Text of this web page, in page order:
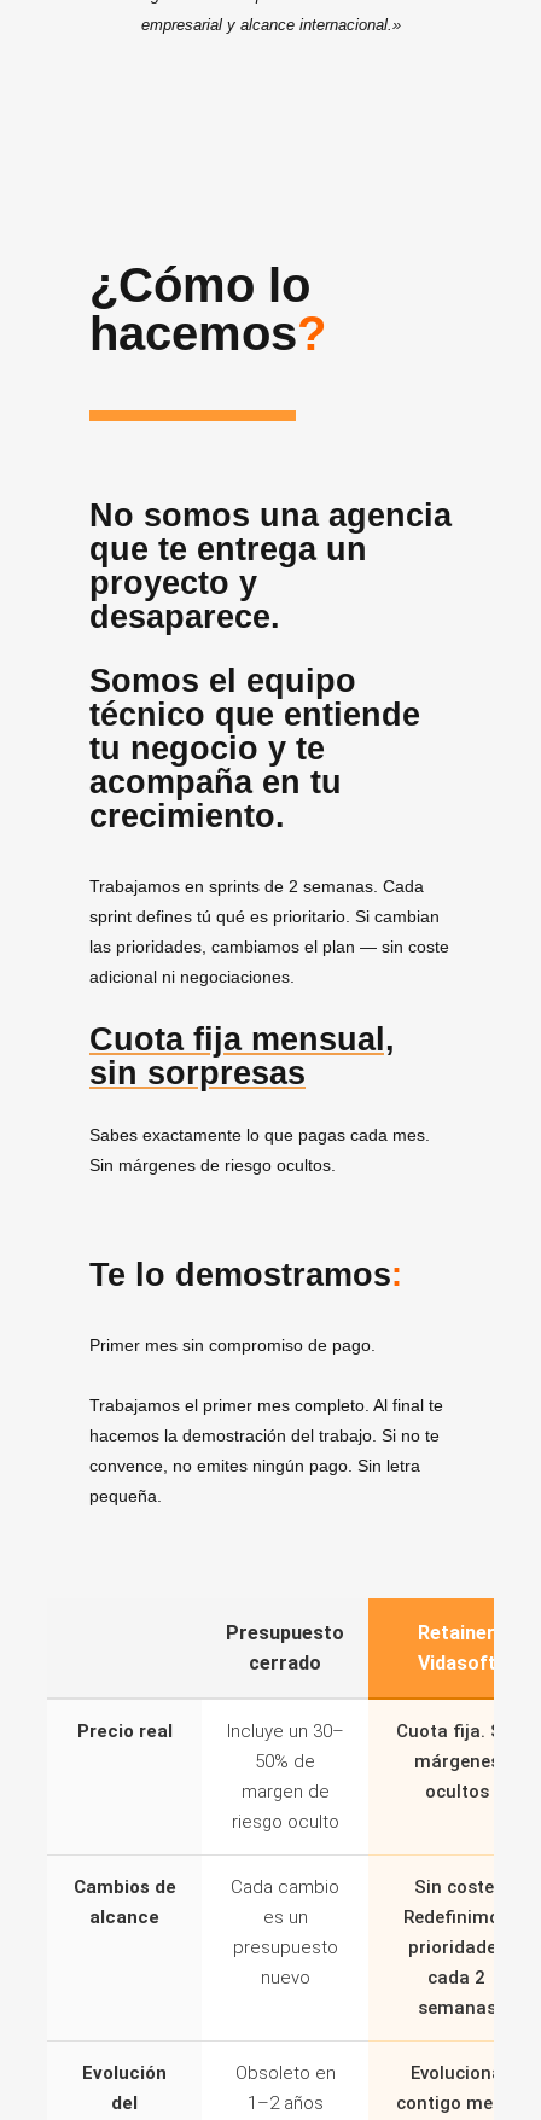
empresarial y alcance internacional.»
¿Cómo lo
hacemos?
No somos una agencia
que te entrega un
proyecto y
desaparece.
Somos el equipo
técnico que entiende
tu negocio y te
acompaña en tu
crecimiento.
Trabajamos en sprints de 2 semanas. Cada
sprint defines tú qué es prioritario. Si cambian
las prioridades, cambiamos el plan — sin coste
adicional ni negociaciones.
Cuota fija mensual,
sin sorpresas
Sabes exactamente lo que pagas cada mes.
Sin márgenes de riesgo ocultos.
Te lo demostramos:
Primer mes sin compromiso de pago.
Trabajamos el primer mes completo. Al final te
hacemos la demostración del trabajo. Si no te
convence, no emites ningún pago. Sin letra
pequeña.
Presupuesto
cerrado
Retainer
Vidasoft
Precio real
Incluye un 30–
50% de
margen de
riesgo oculto
Cuota fija. Sin
márgenes
ocultos
Cambios de
alcance
Cada cambio
es un
presupuesto
nuevo
Sin coste.
Redefinimos
prioridades
cada 2
semanas
Evolución
del
Obsoleto en
1–2 años
Evoluciona
contigo mes a